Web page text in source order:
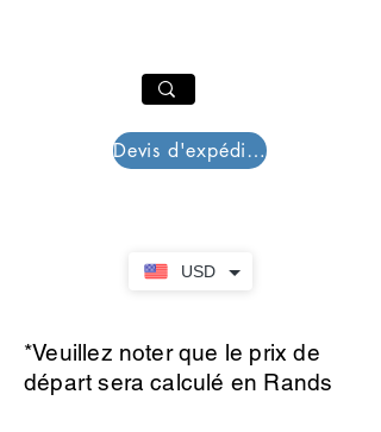
USD
Devis d'expédition
*Veuillez noter que le prix de
départ sera calculé en Rands